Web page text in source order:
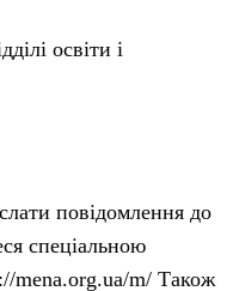
освіти і
повідомлення до
спеціальною
mena.org.ua/m/ Також